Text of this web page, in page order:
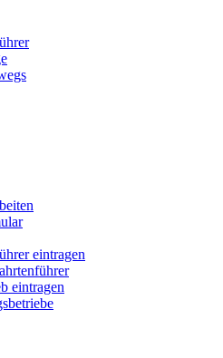
eintragen
eintragen